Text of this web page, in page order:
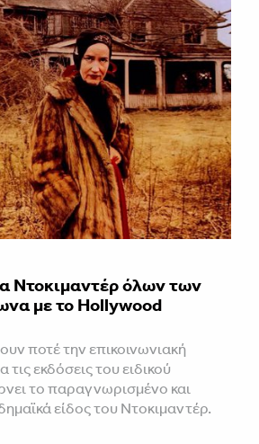
Ντοκιμαντέρ όλων των
με το Hollywood
ποτέ την επικοινωνιακή
εκδόσεις του ειδικού
το παραγνωρισμένο και
είδος του Ντοκιμαντέρ.